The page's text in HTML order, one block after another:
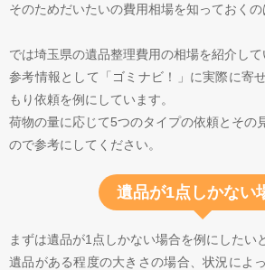
そのためだいたいの費用相場を知っておくの
では埼玉県の遺品整理費用の相場を紹介して
参考情報として「ゴミナビ！」に実際に寄
もり依頼を例にしています。
荷物の量に応じて5つのタイプの依頼とその
ので参考にしてください。
遺品が1点しかない
まずは遺品が1点しかない場合を例にしたい
遺品がある程度の大きさの場合、状況によ